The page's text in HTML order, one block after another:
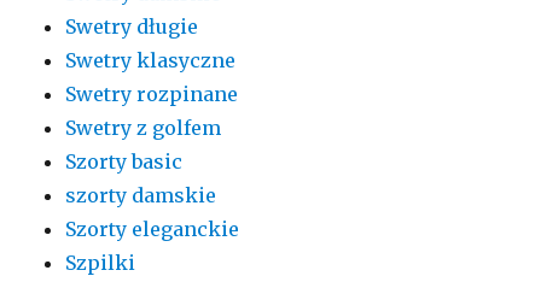
Swetry długie
Swetry klasyczne
Swetry rozpinane
Swetry z golfem
Szorty basic
szorty damskie
Szorty eleganckie
Szpilki